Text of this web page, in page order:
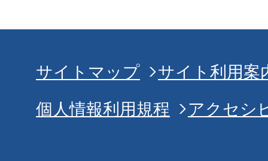
サイトマップ
サイト利用案
個人情報利用規程
アクセシ